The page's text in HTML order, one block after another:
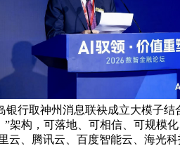
行取神州消息联袂成立大模子结
构，可落地、可相信、可规模
、腾讯云、百度智能云、海光科